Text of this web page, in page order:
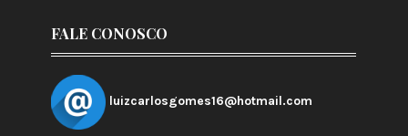
FALE CONOSCO
luizcarlosgomes16@hotmail.com